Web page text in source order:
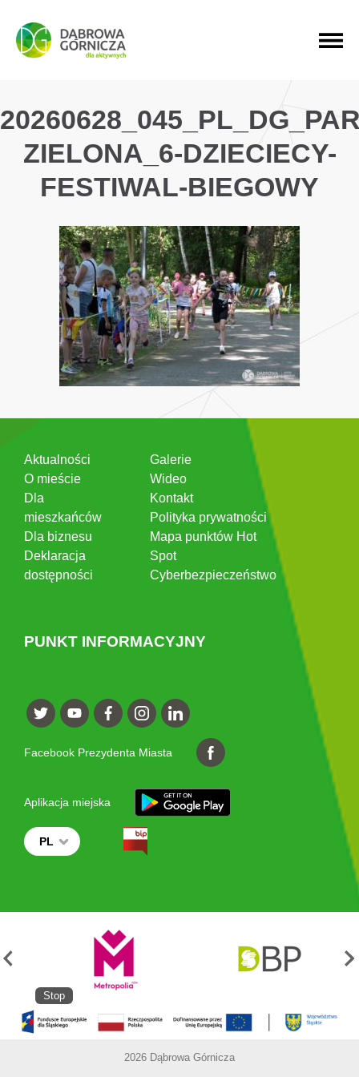
PRZEJDŹ DO MENU GŁÓWNEGO
PRZEJDŹ DO WYSZUKIWARKI
PRZEJDŹ DO TREŚCI
ZIELONA_6-DZIECIECY-
FESTIWAL-BIEGOWY
Aktualności
O mieście
Dla
mieszkańców
Dla biznesu
Deklaracja
dostępności
Galerie
Wideo
Kontakt
Polityka prywatności
Mapa punktów Hot
Spot
Cyberbezpieczeństwo
PUNKT INFORMACYJNY
Facebook Prezydenta Miasta
Aplikacja miejska
PL
Stop
2026 Dąbrowa Górnicza